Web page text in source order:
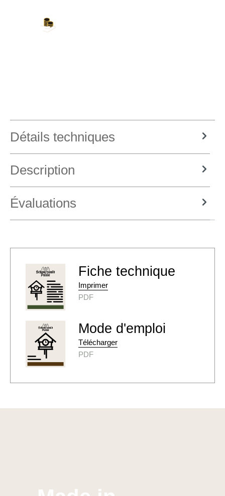
Détails techniques
Description
Évaluations
Fiche technique
Imprimer
PDF
Mode d'emploi
Télécharger
PDF